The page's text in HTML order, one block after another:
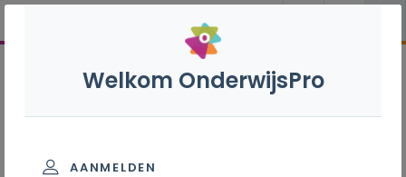
Welkom OnderwijsPro
AANMELDEN